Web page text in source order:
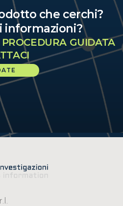
che cerchi?
informazioni?
PROCEDURA GUIDATA